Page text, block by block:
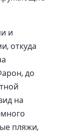
и
откуда
до
на
пляжи,